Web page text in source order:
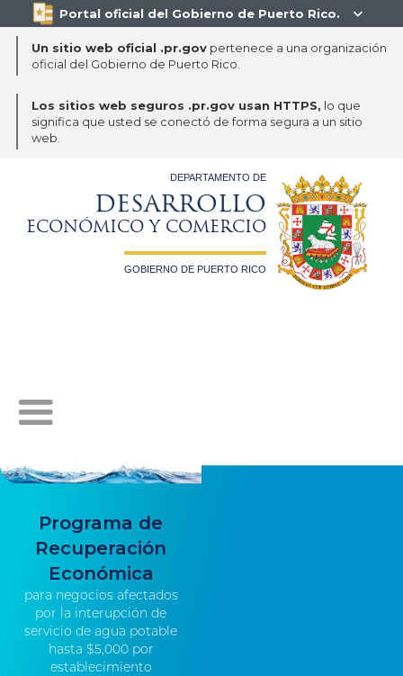
Portal oficial del Gobierno de Puerto Rico. 
Un sitio web oficial .pr.govpertenece a una organización
oficial del Gobierno de Puerto Rico.
Los sitios web seguros .pr.gov usan HTTPS, lo que
significa que usted se conectó de forma segura a un sitio
web.
DEPARTAMENTO DE
DESARROLLO
ECONÓMICO Y COMERCIO
GOBIERNO DE PUERTO RICO
Programa de
Recuperación
Económica
para negocios afectados
por la interupción de
servicio de agua potable
hasta $5,000 por
establecimiento